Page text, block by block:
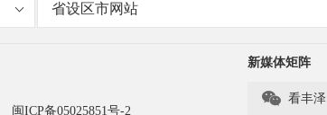
省设区市网站
闽ICP备05025851号-2
新媒体矩阵
 看丰泽